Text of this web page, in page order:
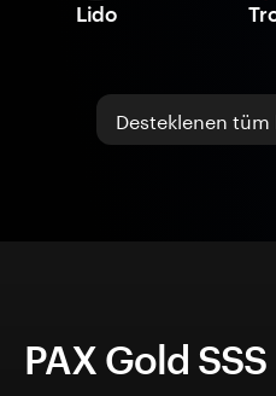
Lido
Desteklenen tüm
PAX Gold SSS